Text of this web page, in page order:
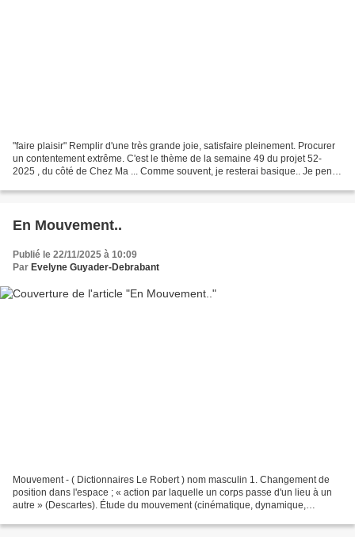
"faire plaisir" Remplir d'une très grande joie, satisfaire pleinement. Procurer
un contentement extrême. C'est le thème de la semaine 49 du projet 52-
2025 , du côté de Chez Ma ... Comme souvent, je resterai basique.. Je pense
En Mouvement..
Publié le 22/11/2025 à 10:09
Par Evelyne Guyader-Debrabant
Mouvement - ( Dictionnaires Le Robert ) nom masculin 1. Changement de
position dans l'espace ; « action par laquelle un corps passe d'un lieu à un
autre » (Descartes). Étude du mouvement (cinématique, dynamique,